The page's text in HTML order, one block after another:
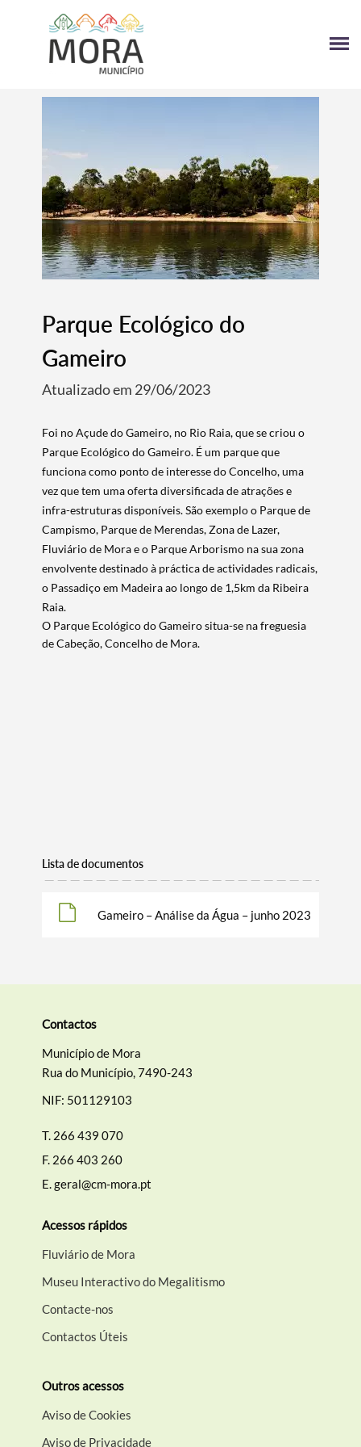
Categorias gerais
Parque Ecológico do
Gameiro
Atualizado em 29/06/2023
Foi no Açude do Gameiro, no Rio Raia, que se criou o
Parque Ecológico do Gameiro. É um parque que
funciona como ponto de interesse do Concelho, uma
vez que tem uma oferta diversificada de atrações e
infra-estruturas disponíveis. São exemplo o Parque de
Campismo, Parque de Merendas, Zona de Lazer,
Fluviário de Mora e o Parque Arborismo na sua zona
envolvente destinado à práctica de actividades radicais,
o Passadiço em Madeira ao longo de 1,5km da Ribeira
Raia.
O Parque Ecológico do Gameiro situa-se na freguesia
de Cabeção, Concelho de Mora.
Lista de documentos
Gameiro – Análise da Água – junho 2023
Contactos
Município de Mora
Rua do Município, 7490-243
NIF: 501129103
T. 266 439 070
F. 266 403 260
E.geral@cm-mora.pt
Acessos rápidos
Fluviário de Mora
Museu Interactivo do Megalitismo
Contacte-nos
Contactos Úteis
Outros acessos
Aviso de Cookies
Aviso de Privacidade